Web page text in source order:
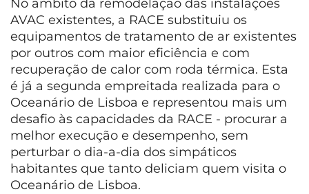
No âmbito da remodelação das instalações
AVAC existentes, a RACE substituiu os
equipamentos de tratamento de ar existentes
por outros com maior eficiência e com
recuperação de calor com roda térmica. Esta
é já a segunda empreitada realizada para o
Oceanário de Lisboa e representou mais um
desafio às capacidades da RACE - procurar a
melhor execução e desempenho, sem
perturbar o dia-a-dia dos simpáticos
habitantes que tanto deliciam quem visita o
Oceanário de Lisboa.